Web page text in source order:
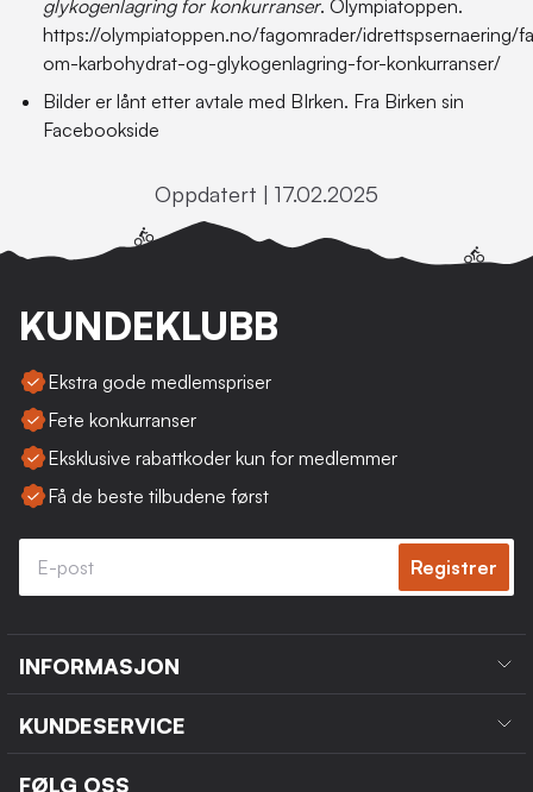
glykogenlagring for konkurranser. Olympiatoppen.
https://olympiatoppen.no/fagomrader/idrettspsernaering/
om-karbohydrat-og-glykogenlagring-for-konkurranser/
Bilder er lånt etter avtale med BIrken. Fra Birken sin
Facebookside
Oppdatert | 17.02.2025
KUNDEKLUBB
Ekstra gode medlemspriser
Fete konkurranser
Eksklusive rabattkoder kun for medlemmer
Få de beste tilbudene først
Registrer
INFORMASJON
KUNDESERVICE
FØLG OSS